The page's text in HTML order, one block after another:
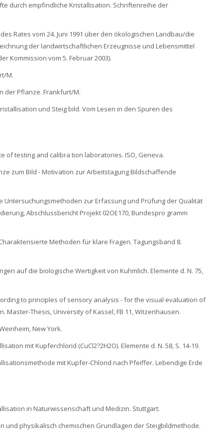
durch empfindliche Kristallisation. Schriftenreihe der
Rates vom 24. Juni 1991 über den ökologischen Landbau/die
der landwirtschaftlichen Erzeugnisse und Lebensmittel
Kommission vom 5. Februar 2003).
M.
der Pflanze. Frankfurt/M.
und Steig bild. Vom Lesen in den Spuren des
of testing and calibra tion laboratories. ISO, Geneva.
zum Bild - Motivation zur Arbeitstagung Bildschaffende
Untersuchungsmethoden zur Erfassung und Prüfung der Qualität
Abschlussbericht Projekt 02OE170, Bundespro gramm
Methoden für klare Fragen. Tagungsband 8.
auf die biologische Wertigkeit von Kuhmlich. Elemente d. N. 75,
to principles of sensory analysis - for the visual evaluation of
Thesis, University of Kassel, FB 11, Witzenhausen.
New York.
mit Kupferchlorid (CuCl2?2H2O). Elemente d. N. 58, S. 14-19.
mit Kupfer-Chlorid nach Pfeiffer. Lebendige Erde
in Naturwissenschaft und Medizin. Stuttgart.
und physikalisch chemischen Grundlagen der Steigbildmethode.